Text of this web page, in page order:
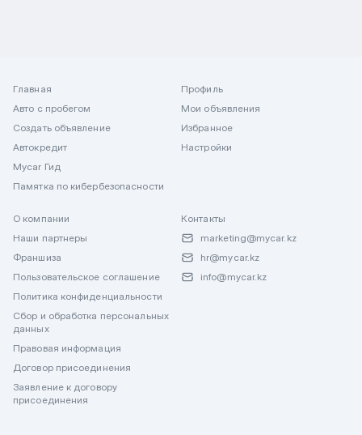
Главная
Авто с пробегом
Создать объявление
Автокредит
Mycar Гид
Памятка по кибербезопасности
Профиль
Мои объявления
Избранное
Настройки
О компании
Наши партнеры
Франшиза
Пользовательское соглашение
Политика конфиденциальности
Сбор и обработка персональных
данных
Правовая информация
Договор присоединения
Заявление к договору
присоединения
Контакты
marketing@mycar.kz
hr@mycar.kz
info@mycar.kz